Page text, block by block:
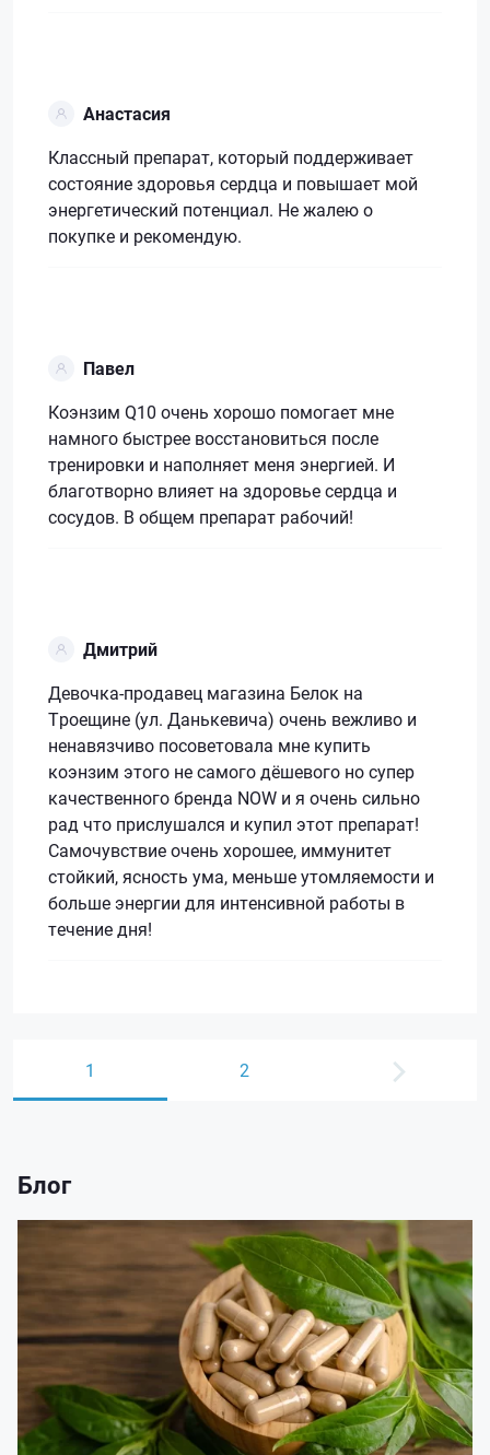
Анастасия
Классный препарат, который поддерживает
состояние здоровья сердца и повышает мой
энергетический потенциал. Не жалею о
покупке и рекомендую.
Павел
Коэнзим Q10 очень хорошо помогает мне
намного быстрее восстановиться после
тренировки и наполняет меня энергией. И
благотворно влияет на здоровье сердца и
сосудов. В общем препарат рабочий!
Дмитрий
Девочка-продавец магазина Белок на
Троещине (ул. Данькевича) очень вежливо и
ненавязчиво посоветовала мне купить
коэнзим этого не самого дёшевого но супер
качественного бренда NOW и я очень сильно
рад что прислушался и купил этот препарат!
Самочувствие очень хорошее, иммунитет
стойкий, ясность ума, меньше утомляемости и
больше энергии для интенсивной работы в
течение дня!
1 2
Блог